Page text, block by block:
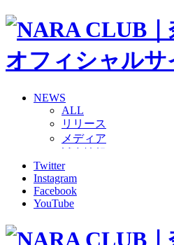
NEWS
ALL
リリース
メディア
グッズ
ファンコミュニティ
普及・育成
ホームタウン
その他
Twitter
Instagram
Facebook
YouTube